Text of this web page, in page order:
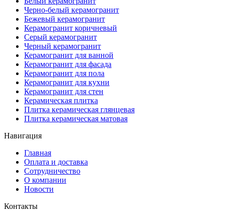
Черно-белый керамогранит
Бежевый керамогранит
Керамогранит коричневый
Серый керамогранит
Черный керамогранит
Керамогранит для ванной
Керамогранит для фасада
Керамогранит для пола
Керамогранит для кухни
Керамогранит для стен
Керамическая плитка
Плитка керамическая глянцевая
Плитка керамическая матовая
Навигация
Главная
Оплата и доставка
Сотрудничество
О компании
Новости
Контакты